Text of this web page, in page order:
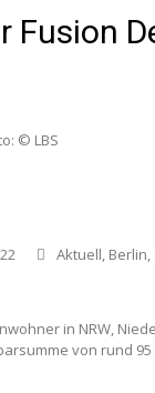
Fusion
© LBS
Aktuell, Berlin,
in NRW,
von rund 95